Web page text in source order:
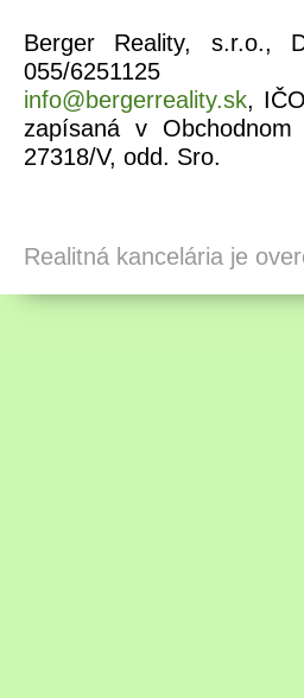
Berger Reality, s.r.o.,
055/6251125
info@bergerreality.sk,
zapísaná v
27318/V, odd. Sro.
Realitná kancelária je